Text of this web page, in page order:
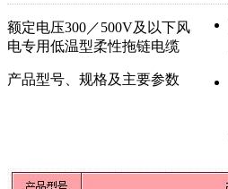
额定电压300／500V及以下风
电专用低温型柔性拖链电缆
产品型号、规格及主要参数